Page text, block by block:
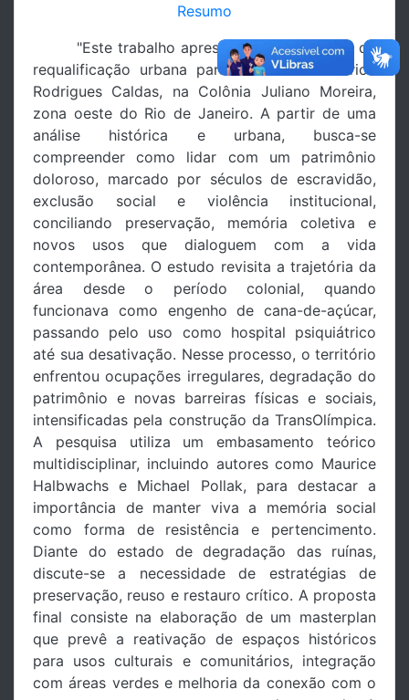
Resumo
"Este trabalho apresenta uma proposta de
requalificação urbana para o Núcleo Histórico
Rodrigues Caldas, na Colônia Juliano Moreira,
zona oeste do Rio de Janeiro. A partir de uma
análise histórica e urbana, busca-se
compreender como lidar com um patrimônio
doloroso, marcado por séculos de escravidão,
exclusão social e violência institucional,
conciliando preservação, memória coletiva e
novos usos que dialoguem com a vida
contemporânea. O estudo revisita a trajetória da
área desde o período colonial, quando
funcionava como engenho de cana-de-açúcar,
passando pelo uso como hospital psiquiátrico
até sua desativação. Nesse processo, o território
enfrentou ocupações irregulares, degradação do
patrimônio e novas barreiras físicas e sociais,
intensificadas pela construção da TransOlímpica.
A pesquisa utiliza um embasamento teórico
multidisciplinar, incluindo autores como Maurice
Halbwachs e Michael Pollak, para destacar a
importância de manter viva a memória social
como forma de resistência e pertencimento.
Diante do estado de degradação das ruínas,
discute-se a necessidade de estratégias de
preservação, reuso e restauro crítico. A proposta
final consiste na elaboração de um masterplan
que prevê a reativação de espaços históricos
para usos culturais e comunitários, integração
com áreas verdes e melhoria da conexão com o